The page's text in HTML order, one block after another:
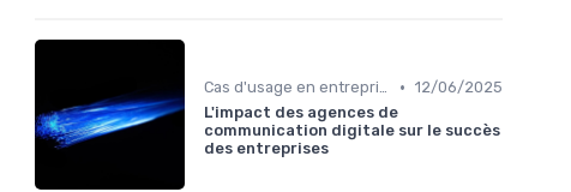
Cas d'usage en entreprise • 12/06/2025
L'impact des agences de
communication digitale sur le succès
des entreprises